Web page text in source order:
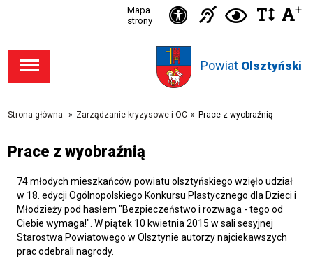
Przejdź
dostępności
Przejdź
głównego
Przejdź
wyszukiwarki
Przejdź
Powiat Olsztyński
Mapa
strony
Ikonka
dostępności
IkonkaIkonka
w
+
Strona główna » Zarządzanie kryzysowe i OC » Prace z wyobraźnią
Prace z wyobraźnią
74 młodych mieszkańców powiatu olsztyńskiego wzięło udział
w 18. edycji Ogólnopolskiego Konkursu Plastycznego dla Dzieci i
Młodzieży pod hasłem "Bezpieczeństwo i rozwaga - tego od
Ciebie wymaga!". W piątek 10 kwietnia 2015 w sali sesyjnej
Starostwa Powiatowego w Olsztynie autorzy najciekawszych
prac odebrali nagrody.